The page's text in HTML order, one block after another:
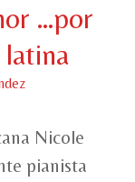
…por
latina
Nicole
pianista